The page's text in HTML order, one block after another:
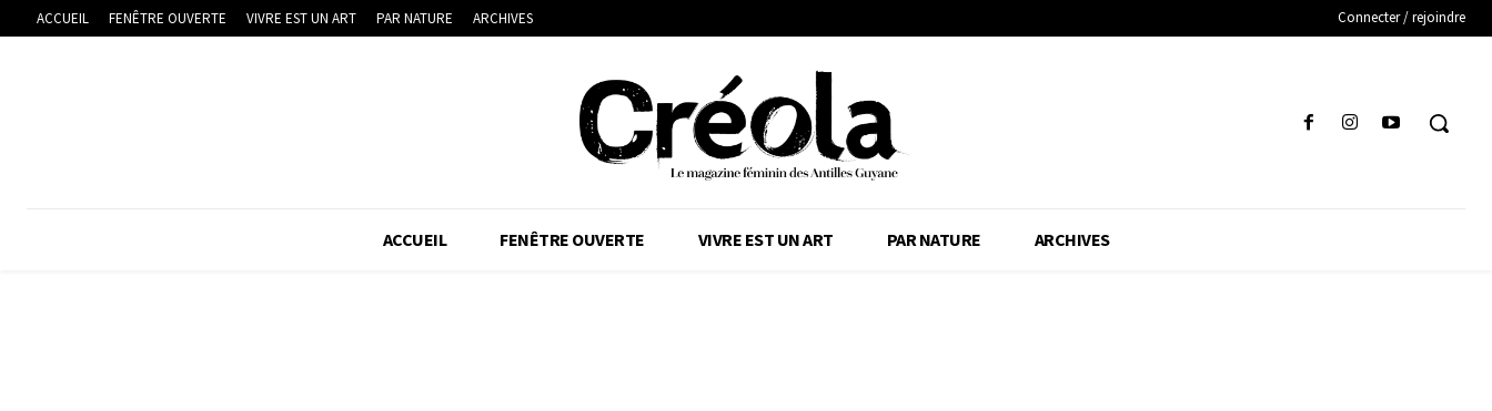
ACCUEIL FENÊTRE OUVERTE VIVRE EST UN ART PAR NATURE ARCHIVES Connecter / rejoindre
ACCUEIL FENÊTRE OUVERTE VIVRE EST UN ART PAR NATURE ARCHIVES